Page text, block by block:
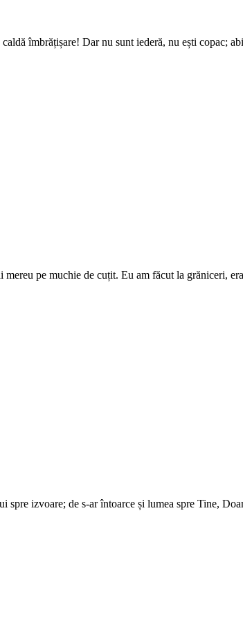
îmbrățișare! Dar nu sunt iederă, nu ești copac;
pe muchie de cuțit. Eu am făcut la grăniceri,
izvoare; de s-ar întoarce și lumea spre Tine,